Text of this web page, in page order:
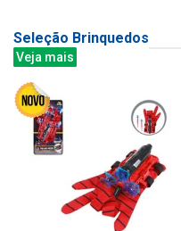
Seleção Brinquedos
Veja mais